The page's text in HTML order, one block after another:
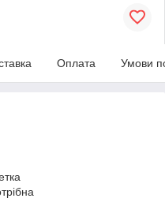
Оплата Умови